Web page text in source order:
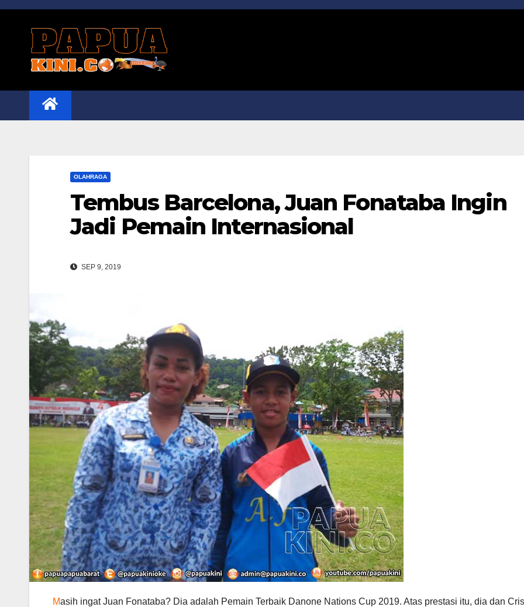
Skip
OLAHRAGA
Tembus Barcelona, Juan Fonataba Ingin
Jadi Pemain Internasional
SEP 9, 2019
Masih ingat Juan Fonataba? Dia adalah Pemain Terbaik Danone Nations Cup 2019. Atas prestasi itu, dia dan